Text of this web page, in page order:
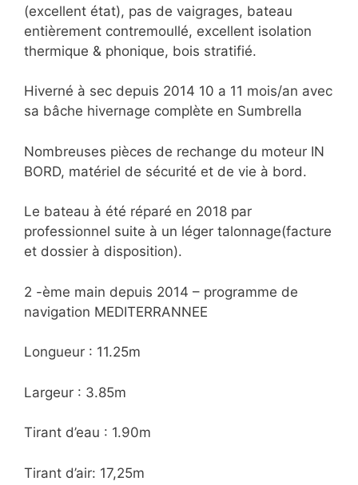
(excellent état), pas de vaigrages, bateau
entièrement contremoullé, excellent isolation
thermique & phonique, bois stratifié.
Hiverné à sec depuis 2014 10 a 11 mois/an avec
sa bâche hivernage complète en Sumbrella
Nombreuses pièces de rechange du moteur IN
BORD, matériel de sécurité et de vie à bord.
Le bateau à été réparé en 2018 par
professionnel suite à un léger talonnage(facture
et dossier à disposition).
2 -ème main depuis 2014 – programme de
navigation MEDITERRANNEE
Longueur : 11.25m
Largeur : 3.85m
Tirant d’eau : 1.90m
Tirant d’air: 17,25m